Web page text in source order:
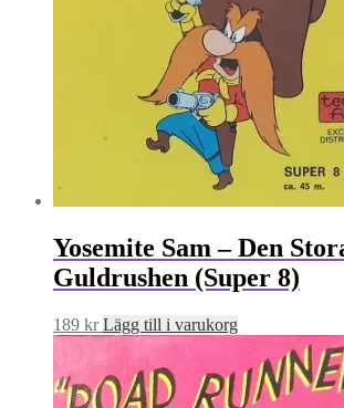
Yosemite Sam – Den
Guldrushen (Super 8)
189 kr Lägg till i varukorg